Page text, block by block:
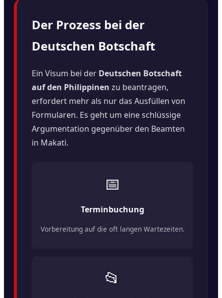
Der Prozess bei der
Deutschen Botschaft
Ein Visum bei der Deutschen Botschaft
auf den Philippinen zu beantragen,
erfordert mehr als nur das Ausfüllen von
Formularen. Es geht um eine schlüssige
Argumentation gegenüber den Beamten
in Makati.
📅
Terminbuchung
Vorbereitung auf die oft langen Wartezeiten.
📂